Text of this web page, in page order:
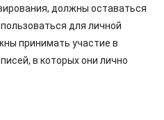
должны оставаться
для личной
принимать участие в
в которых они лично